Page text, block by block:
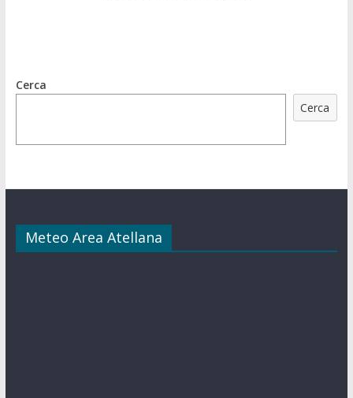
Cerca
Cerca
Meteo Area Atellana